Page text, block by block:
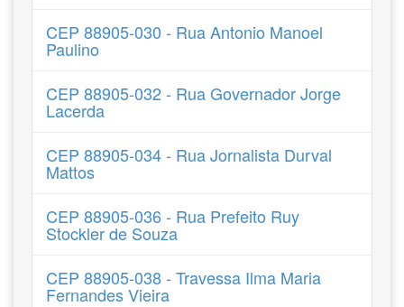
CEP 88905-030 - Rua Antonio Manoel
Paulino
CEP 88905-032 - Rua Governador Jorge
Lacerda
CEP 88905-034 - Rua Jornalista Durval
Mattos
CEP 88905-036 - Rua Prefeito Ruy
Stockler de Souza
CEP 88905-038 - Travessa Ilma Maria
Fernandes Vieira